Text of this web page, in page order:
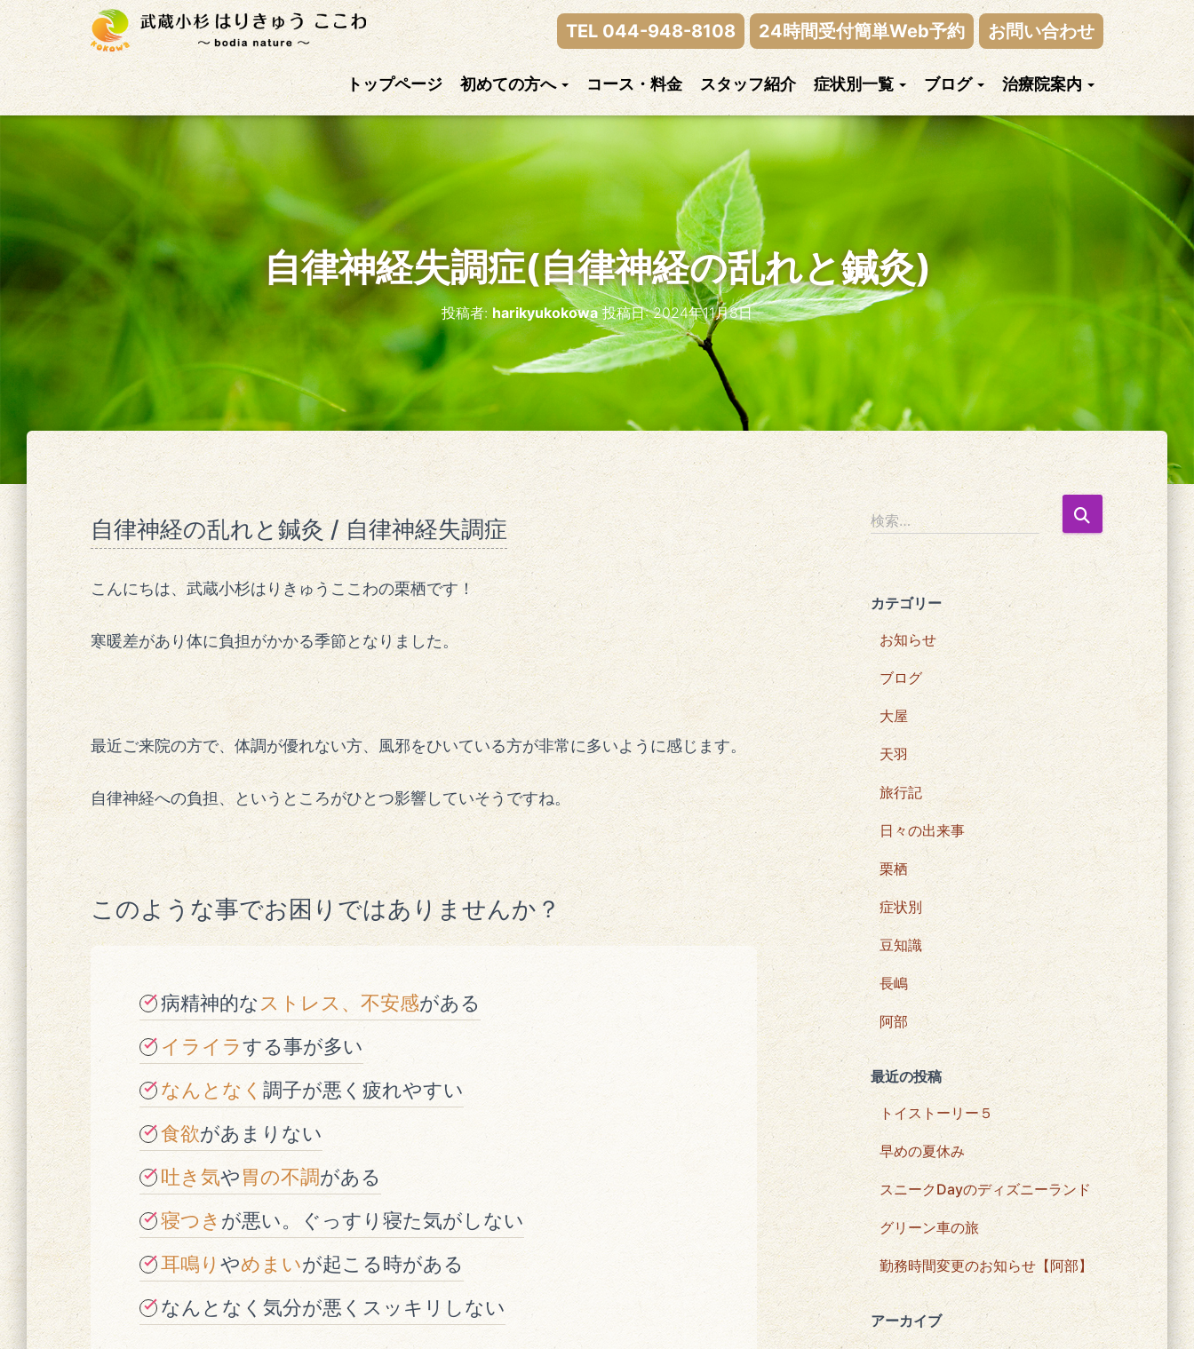
武蔵小杉徒歩4分の鍼灸治療院。首肩こり、腰痛、自律神経の乱れまでご相談下さい。
TEL 044-948-8108 24時間受付簡単Web予約 お問い合わせ
トップページ 初めての方へ コース・料金 スタッフ紹介 症状別一覧 ブログ 治療院案内
自律神経失調症(自律神経の乱れと鍼灸)
投稿者:harikyukokowa投稿日:2024年11月8日
自律神経の乱れと鍼灸 / 自律神経失調症
こんにちは、武蔵小杉はりきゅうここわの栗栖です！
寒暖差があり体に負担がかかる季節となりました。
最近ご来院の方で、体調が優れない方、風邪をひいている方が非常に多いように感じます。
自律神経への負担、というところがひとつ影響していそうですね。
このような事でお困りではありませんか？
病精神的な ストレス、不安感がある
イライラする事が多い
なんとなく 調子が悪く疲れやすい
食欲があまりない
吐き気や胃の不調がある
寝つき が悪い。ぐっすり寝た気がしない
耳鳴り やめまいが起こる時がある
なんとなく気分が悪くスッキリしない
検
索
検索…
カテゴリー
お知らせ
ブログ
大屋
天羽
旅行記
日々の出来事
栗栖
症状別
豆知識
長嶋
阿部
最近の投稿
トイストーリー５
早めの夏休み
スニークDayのディズニーランド
グリーン車の旅
勤務時間変更のお知らせ【阿部】
アーカイブ